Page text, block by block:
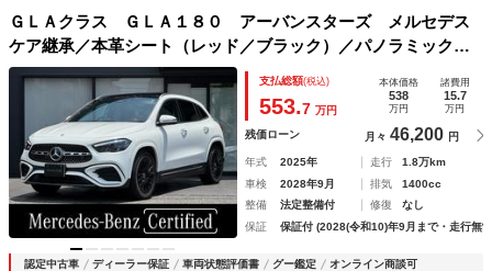
ＧＬＡクラス ＧＬＡ１８０ アーバンスターズ メルセデス
ケア継承／本革シート（レッド／ブラック）／パノラミックス
ライディングルーフ／レーダーセーフティパッケージ／メモリ
ー付パワーシート／シートヒーター／３６０度カメラシステム
／キーレスゴー
支払総額(税込)
553.7 万円
本体価格
538
万円
諸費用
15.7
万円
残価ローン 月々 46,200 円
年式 2025年 走行
1.8万km
車検
2028年9月 排気
1400cc
整備
法定整備付 修復
なし
保証
保証付 (2028(令和10)年9月まで・走行無
認定中古車 ディーラー保証 車両状態評価書 グー鑑定
オンライン商談可